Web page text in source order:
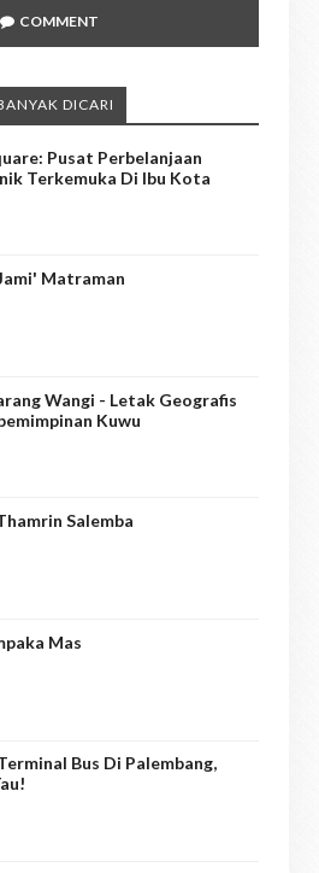
COMMENT
DICARI
Pusat Perbelanjaan
Terkemuka Di Ibu Kota
Matraman
Wangi - Letak Geografis
Kuwu
Salemba
Mas
Bus Di Palembang,